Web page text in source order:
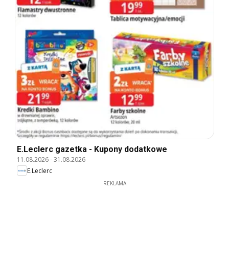
E.Leclerc gazetka - Kupony dodatkowe
11.08.2026-31.08.2026
E.Leclerc
REKLAMA